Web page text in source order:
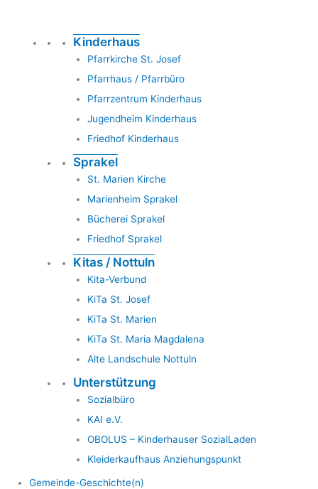
Kinderhaus
Pfarrkirche St. Josef
Pfarrhaus / Pfarrbüro
Pfarrzentrum Kinderhaus
Jugendheim Kinderhaus
Friedhof Kinderhaus
Sprakel
St. Marien Kirche
Marienheim Sprakel
Bücherei Sprakel
Friedhof Sprakel
Kitas / Nottuln
Kita-Verbund
KiTa St. Josef
KiTa St. Marien
KiTa St. Maria Magdalena
Alte Landschule Nottuln
Unterstützung
Sozialbüro
KAI e.V.
OBOLUS – Kinderhauser SozialLaden
Kleiderkaufhaus Anziehungspunkt
Gemeinde-Geschichte(n)